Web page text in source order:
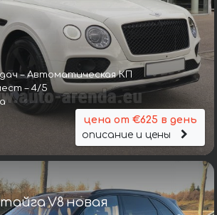
– Автоматическая КП
– 4/5
цена от €625 в день
описание и цены
V8 новая